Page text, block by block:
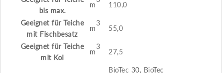
bis max.
m 110,0
Geeignet für Teiche
mit Fischbesatz
m
3
55,0
Geeignet für Teiche
mit Koi
m
3
27,5
BioTec 30, BioTec